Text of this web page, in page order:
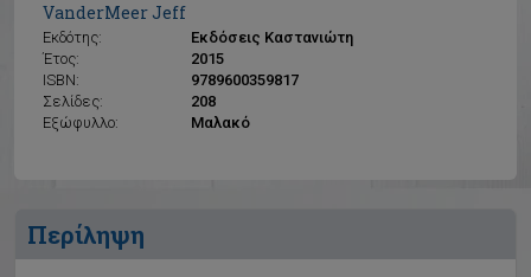
VanderMeer Jeff
Εκδότης:
Εκδόσεις Καστανιώτη
Έτος:
2015
ISBN:
9789600359817
Σελίδες:
208
Εξώφυλλο:
Μαλακό
Περίληψη